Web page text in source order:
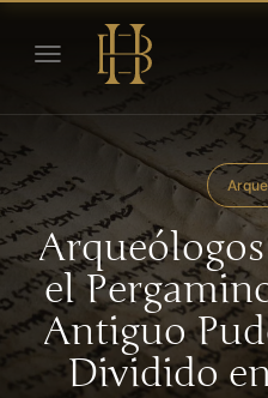
el
Antiguo
Dividido